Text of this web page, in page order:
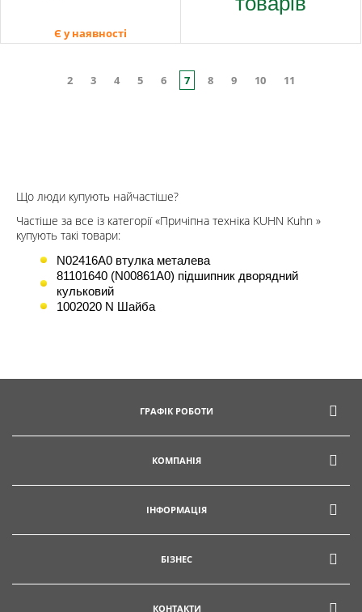
Є у наявності
2 3 4 5 6 7 8 9 10 11
Що люди купують найчастіше?
Частіше за все із категорії «Причіпна техніка KUHN Kuhn »
купують такі товари:
N02416A0 втулка металева
81101640 (N00861A0) підшипник дворядний
кульковий
1002020 N Шайба
ГРАФІК РОБОТИ
КОМПАНІЯ
ІНФОРМАЦІЯ
БІЗНЕС
КОНТАКТИ